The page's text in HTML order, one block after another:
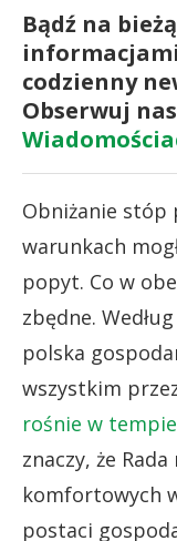
Bądź na
codzienny
Obserwuj
Obniżanie stóp
warunkach
popyt. Co w
zbędne.
polska
wszystkim
rośnie w
znaczy, że
komfortowych
postaci